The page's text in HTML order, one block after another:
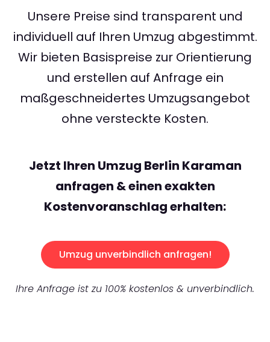
Unsere Preise sind transparent und
individuell auf Ihren Umzug abgestimmt.
Wir bieten Basispreise zur Orientierung
und erstellen auf Anfrage ein
maßgeschneidertes Umzugsangebot
ohne versteckte Kosten.
Jetzt Ihren Umzug Berlin Karaman
anfragen & einen exakten
Kostenvoranschlag erhalten:
Umzug unverbindlich anfragen!
Ihre Anfrage ist zu 100% kostenlos & unverbindlich.